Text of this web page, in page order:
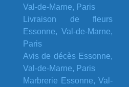
Val-de-Marne, Paris
Livraison de fleurs
Essonne, Val-de-Marne,
Paris
Avis de décès Essonne,
Val-de-Marne, Paris
Marbrerie Essonne, Val-